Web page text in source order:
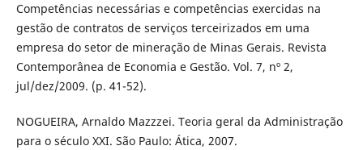
Competências necessárias e competências exercidas na
gestão de contratos de serviços terceirizados em uma
empresa do setor de mineração de Minas Gerais. Revista
Contemporânea de Economia e Gestão. Vol. 7, nº 2,
jul/dez/2009. (p. 41-52).
NOGUEIRA, Arnaldo Mazzzei. Teoria geral da Administração
para o século XXI. São Paulo: Ática, 2007.